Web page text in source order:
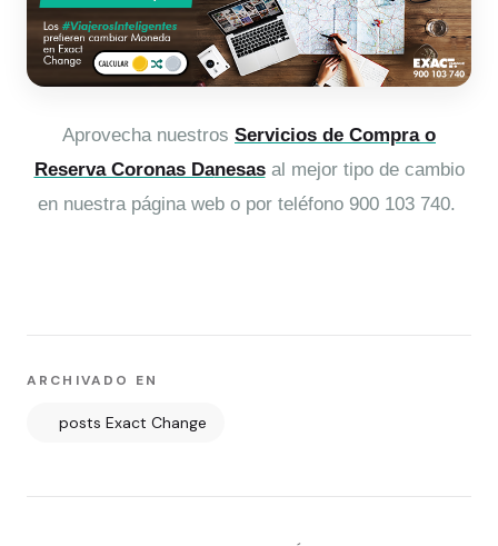
Aprovecha nuestros Servicios de Compra o
Reserva Coronas Danesasal mejor tipo de cambio
en nuestra página web o por teléfono 900 103 740.
ARCHIVADO EN
posts Exact Change